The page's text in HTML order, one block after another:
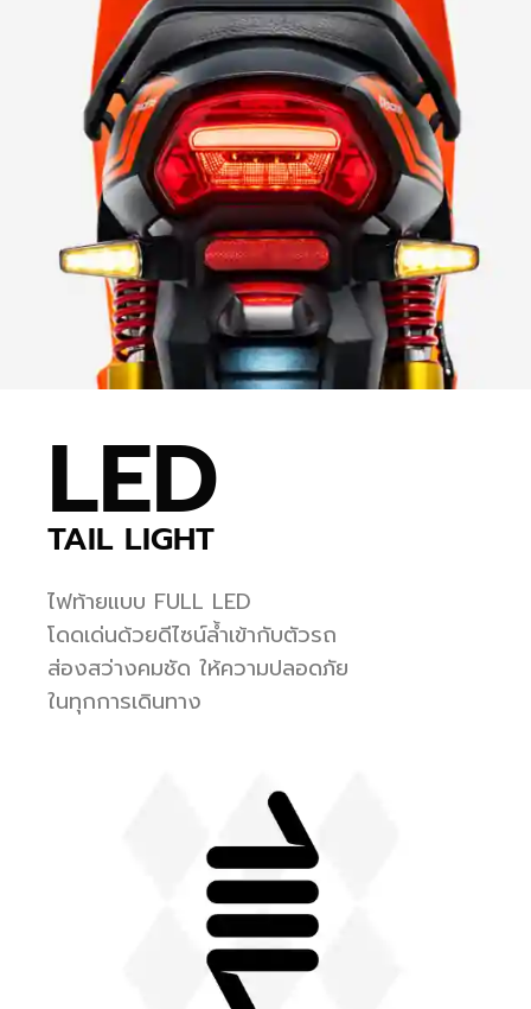
LED
TAIL LIGHT
ไฟท้ายแบบ FULL LED
โดดเด่นด้วยดีไซน์ล้ำเข้ากับตัวรถ
ส่องสว่างคมชัด ให้ความปลอดภัย
ในทุกการเดินทาง